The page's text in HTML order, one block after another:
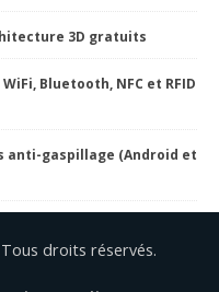
3D gratuits
Bluetooth, NFC et RFID
anti-gaspillage (Android et
droits réservés.